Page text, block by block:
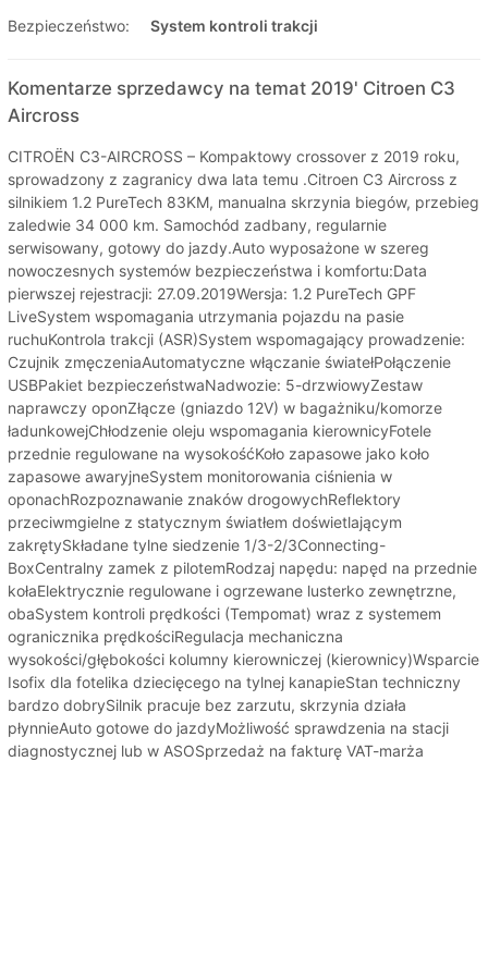
Bezpieczeństwo:
System kontroli trakcji
Komentarze sprzedawcy na temat 2019' Citroen C3
Aircross
CITROËN C3-AIRCROSS – Kompaktowy crossover z 2019 roku,
sprowadzony z zagranicy dwa lata temu .Citroen C3 Aircross z
silnikiem 1.2 PureTech 83KM, manualna skrzynia biegów, przebieg
zaledwie 34 000 km. Samochód zadbany, regularnie
serwisowany, gotowy do jazdy.Auto wyposażone w szereg
nowoczesnych systemów bezpieczeństwa i komfortu:Data
pierwszej rejestracji: 27.09.2019Wersja: 1.2 PureTech GPF
LiveSystem wspomagania utrzymania pojazdu na pasie
ruchuKontrola trakcji (ASR)System wspomagający prowadzenie:
Czujnik zmęczeniaAutomatyczne włączanie światełPołączenie
USBPakiet bezpieczeństwaNadwozie: 5-drzwiowyZestaw
naprawczy oponZłącze (gniazdo 12V) w bagażniku/komorze
ładunkowejChłodzenie oleju wspomagania kierownicyFotele
przednie regulowane na wysokośćKoło zapasowe jako koło
zapasowe awaryjneSystem monitorowania ciśnienia w
oponachRozpoznawanie znaków drogowychReflektory
przeciwmgielne z statycznym światłem doświetlającym
zakrętySkładane tylne siedzenie 1/3-2/3Connecting-
BoxCentralny zamek z pilotemRodzaj napędu: napęd na przednie
kołaElektrycznie regulowane i ogrzewane lusterko zewnętrzne,
obaSystem kontroli prędkości (Tempomat) wraz z systemem
ogranicznika prędkościRegulacja mechaniczna
wysokości/głębokości kolumny kierowniczej (kierownicy)Wsparcie
Isofix dla fotelika dziecięcego na tylnej kanapieStan techniczny
bardzo dobrySilnik pracuje bez zarzutu, skrzynia działa
płynnieAuto gotowe do jazdyMożliwość sprawdzenia na stacji
diagnostycznej lub w ASOSprzedaż na fakturę VAT-marża